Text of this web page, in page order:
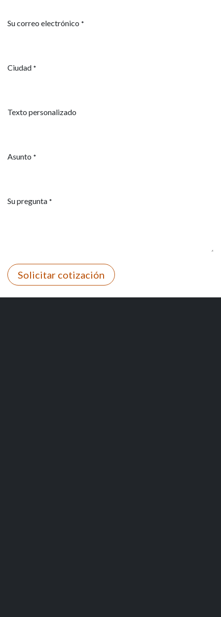
Su correo electrónico *
Ciudad *
Texto personalizado
Asunto *
Su pregunta *
Solicitar cotización